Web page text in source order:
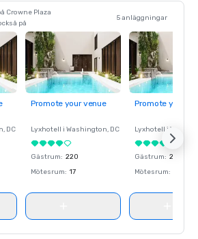
Crowne Plaza
på
5 anläggningar
, DC
Promote your venue
Lyxhotell i Washington, DC
Gästrum: 220
Mötesrum: 17
Promote your
Lyxhotell i
Gästrum: 237
Mötesrum: